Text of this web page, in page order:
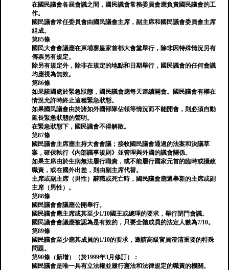
在國民議會各屆會議之間，國民議會常務委員會應負責國民議會的工
作。
國民議會常任委員會由國民議會主席，副主席和國民議會委員會主席
組成。
第85條
國民大會會議應在柬埔寨皇家首都大會堂舉行，除非因特殊情況另有
傳票另有規定。
除另有規定外，除非在規定的地點和日期舉行，國民議會的任何會議
均應視為無效。
第86條
如果該國處於緊急狀態，國民議會應每天連續開會。國民議會有權在
情況允許時終止這種緊急狀態。
如果國民議會由於諸如外國部隊佔領等情況而不能開會，則必須自動
延長緊急狀態的聲明。
在緊急狀態下，國民議會不得解散。
第87條
國民議會主席應主持大會會議；接收國民議會通過的法案和決議草
案，確保執行《內部議事規則》並管理與外國的議會關係。
如果主席由於生病無法履行職責，或不能履行國家元首的臨時或攝政
職責，或在國外出差，則由副主席代替。
主席或副主席（男性）辭職或死亡時，國民議會應選舉新的主席或副
主席（男性）。
第88條
國民議會會議應公開舉行。
國民議會應主席或其至少1/10國王或總理的要求，舉行閉門會議。
國民議會會議應被認為是有效的，只要全體成員的法定人數為7/10。
第89條
國民議會至少應其成員的1/10的要求，邀請高級官員澄清重要的特殊
問題。
第90條（新增）（於1999年3月修訂）：
國民議會是唯一具有立法權並履行憲法和法律規定的職責的機關。